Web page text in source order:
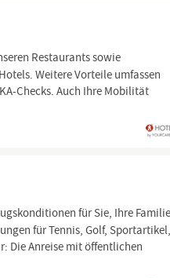
Restaurants sowie
Weitere Vorteile umfassen
Checks. Auch Ihre Mobilität
für Sie, Ihre
für Tennis, Golf, Sportartikel,
Die Anreise mit öffentlichen